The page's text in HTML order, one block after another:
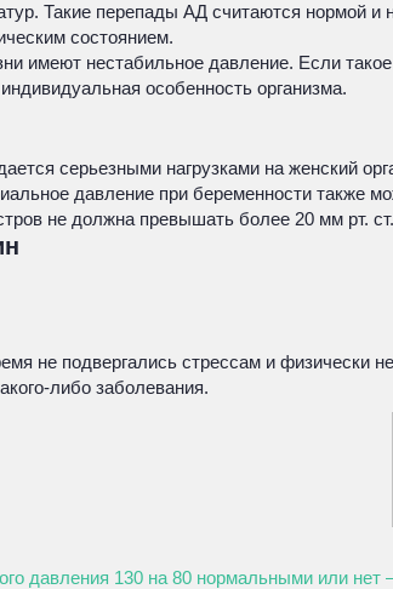
Такие перепады АД считаются нормой
состоянием.
имеют нестабильное давление. Если
особенность организма.
серьезными нагрузками на женский
давление при беременности также
не должна превышать более 20 мм рт. ст.
не подвергались стрессам и физически
либо заболевания.
давления 130 на 80 нормальными или